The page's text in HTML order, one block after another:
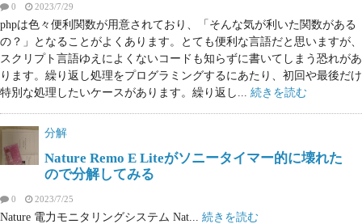
0 2023/7/29
phpは色々便利関数が用意されており、「そんな気が利いた関数がある
の？」となることがよくあります。とても便利な言語だと思いますが、
スクリプト言語ゆえによくないコードも知らずに書いてしまう恐れがあ
ります。繰り返し処理をプログラミングするにあたり、初回や最後だけ
特別な処理したいケースがあります。繰り返し... 続きを読む
分解
Nature Remo E Liteがソニータイマー的に壊れた
ので分解してみる
0 2023/7/25
Nature 電力モニタリングシステム Nat... 続きを読む